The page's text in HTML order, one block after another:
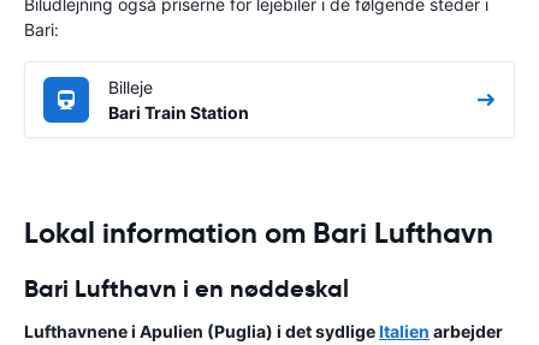
Biludlejning også priserne for lejebiler i de følgende steder i
Bari:
Billeje
Bari Train Station
Lokal information om Bari Lufthavn
Bari Lufthavn i en nøddeskal
Lufthavnene i Apulien (Puglia) i det sydligeItalien arbejder